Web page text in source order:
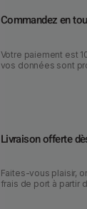
Commandez en
Votre paiement est
vos données sont
Livraison offerte
Faites-vous plaisir,
frais de port à partir